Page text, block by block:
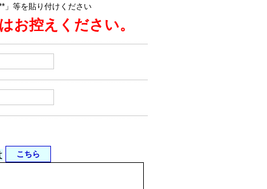
」等を貼り付けください
お控えください。
こちら